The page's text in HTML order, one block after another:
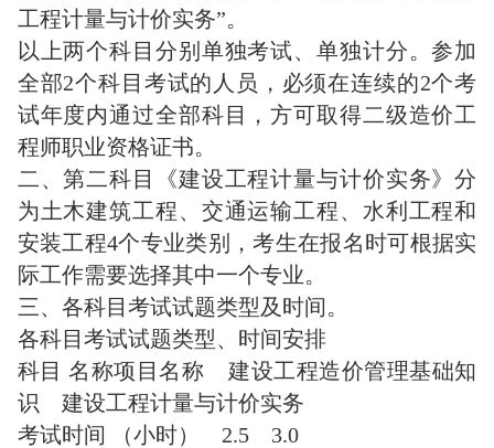
工程计量与计价实务”。
以上两个科目分别单独考试、单独计分。参加
全部2个科目考试的人员，必须在连续的2个考
试年度内通过全部科目，方可取得二级造价工
程师职业资格证书。
二、第二科目《建设工程计量与计价实务》分
为土木建筑工程、交通运输工程、水利工程和
安装工程4个专业类别，考生在报名时可根据实
际工作需要选择其中一个专业。
三、各科目考试试题类型及时间。
各科目考试试题类型、时间安排
科目 名称项目名称 建设工程造价管理基础知
识 建设工程计量与计价实务
考试时间 （小时） 2.5 3.0